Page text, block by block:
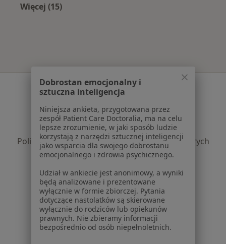
Więcej (15)
Serwis
Regulamin
Polityka prywatności pacjentów
Polityka prywatności profesjonalistów
Polityka prywatności dla profesjonalistów, których
dane pozyskaliśmy samodzielnie
Jak działają wyniki wyszukiwania
Dostępność
O nas
Praca Rekrutujemy!
Partnerzy
Dobrostan emocjonalny i
sztuczna inteligencja
Niniejsza ankieta, przygotowana przez
zespół Patient Care Doctoralia, ma na celu
lepsze zrozumienie, w jaki sposób ludzie
korzystają z narzędzi sztucznej inteligencji
jako wsparcia dla swojego dobrostanu
emocjonalnego i zdrowia psychicznego.
Udział w ankiecie jest anonimowy, a wyniki
będą analizowane i prezentowane
wyłącznie w formie zbiorczej. Pytania
dotyczące nastolatków są skierowane
wyłącznie do rodziców lub opiekunów
prawnych. Nie zbieramy informacji
bezpośrednio od osób niepełnoletnich.